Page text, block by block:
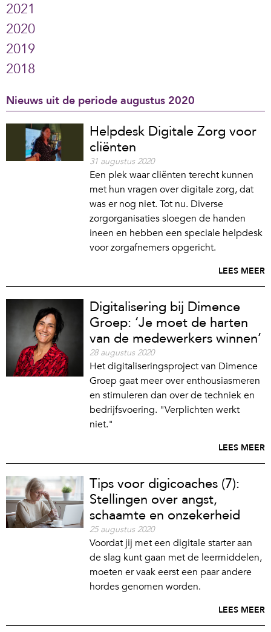
2021
2020
2019
2018
Nieuws uit de periode augustus 2020
Helpdesk Digitale Zorg voor
cliënten
31 augustus 2020
Een plek waar cliënten terecht kunnen
met hun vragen over digitale zorg, dat
was er nog niet. Tot nu. Diverse
zorgorganisaties sloegen de handen
ineen en hebben een speciale helpdesk
voor zorgafnemers opgericht.
LEES MEER
Digitalisering bij Dimence
Groep: ‘Je moet de harten
van de medewerkers winnen’
28 augustus 2020
Het digitaliseringsproject van Dimence
Groep gaat meer over enthousiasmeren
en stimuleren dan over de techniek en
bedrijfsvoering. "Verplichten werkt
niet."
LEES MEER
Tips voor digicoaches (7):
Stellingen over angst,
schaamte en onzekerheid
25 augustus 2020
Voordat jij met een digitale starter aan
de slag kunt gaan met de leermiddelen,
moeten er vaak eerst een paar andere
hordes genomen worden.
LEES MEER